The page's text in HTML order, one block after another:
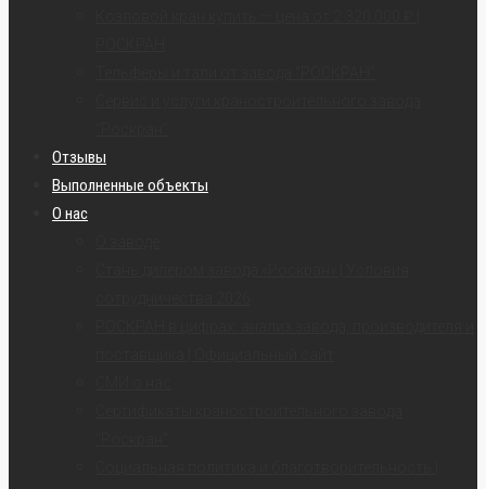
Отзывы
Выполненные объекты
О нас